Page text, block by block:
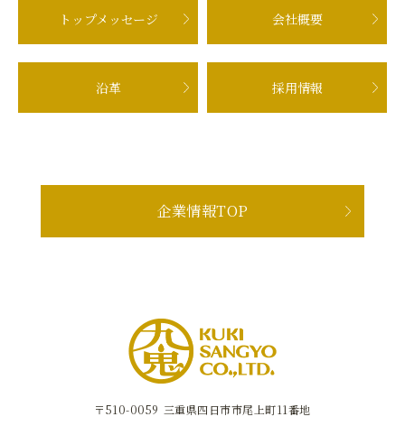
トップメッセージ 会社概要
沿革 採用情報
企業情報TOP
〒510-0059 三重県四日市市尾上町11番地